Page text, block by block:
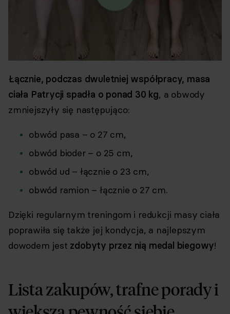
Łącznie, podczas dwuletniej współpracy, masa
ciała Patrycji spadła o ponad 30 kg, a obwody
zmniejszyły się następująco:
obwód pasa – o 27 cm,
obwód bioder – o 25 cm,
obwód ud – łącznie o 23 cm,
obwód ramion – łącznie o 27 cm.
Dzięki regularnym treningom i redukcji masy ciała
poprawiła się także jej kondycja, a najlepszym
dowodem jest zdobyty przez nią medal biegowy!
Lista zakupów, trafne porady i